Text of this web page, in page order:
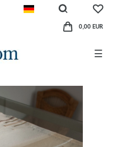
0,00 EUR
☰